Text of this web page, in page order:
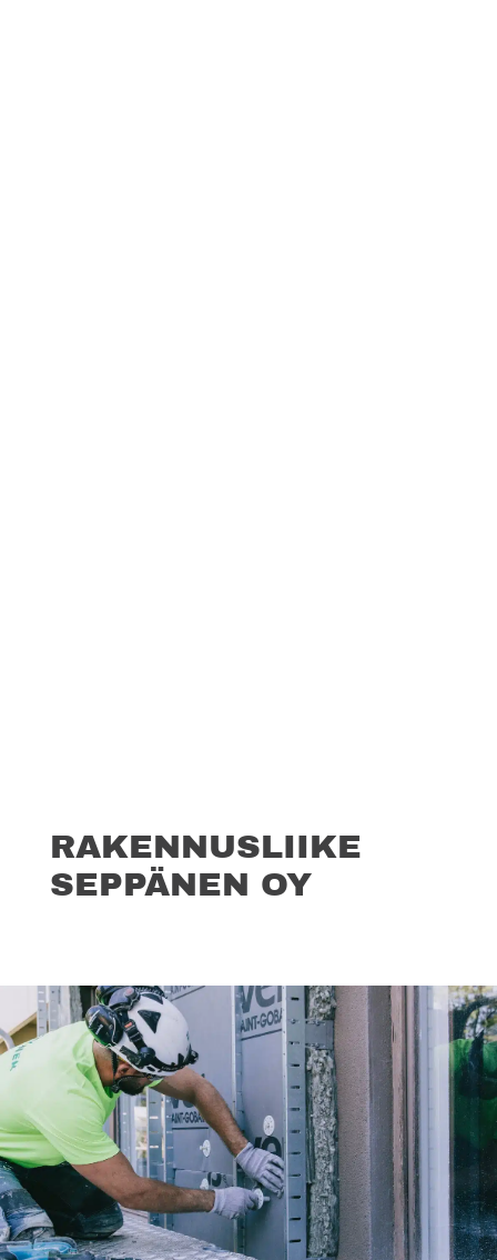
RAKENNUSLIIKE
SEPPÄNEN OY